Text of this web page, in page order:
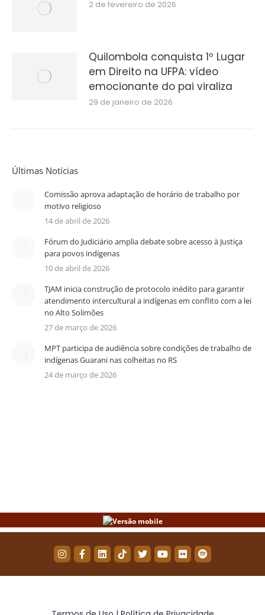
2 de fevereiro de 2026
Quilombola conquista 1º Lugar
em Direito na UFPA: vídeo
emocionante do pai viraliza
29 de janeiro de 2026
Últimas Notícias
Comissão aprova adaptação de horário de trabalho por
motivo religioso
14 de abril de 2026
Fórum do Judiciário amplia debate sobre acesso à Justiça
para povos indígenas
10 de abril de 2026
TJAM inicia construção de protocolo inédito para garantir
atendimento intercultural a indígenas em conflito com a lei
no Alto Solimões
27 de março de 2026
MPT participa de audiência sobre condições de trabalho de
indígenas Guarani nas colheitas no RS
24 de março de 2026